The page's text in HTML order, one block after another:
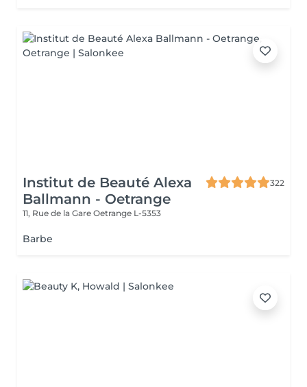
Institut de Beauté Alexa
Ballmann - Oetrange
322
11, Rue de la Gare Oetrange L-5353
Barbe